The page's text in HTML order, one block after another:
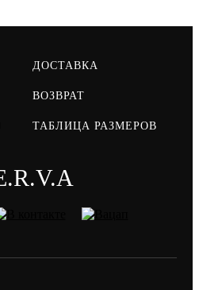
ДОСТАВКА
ВОЗВРАТ
ТАБЛИЦА РАЗМЕРОВ